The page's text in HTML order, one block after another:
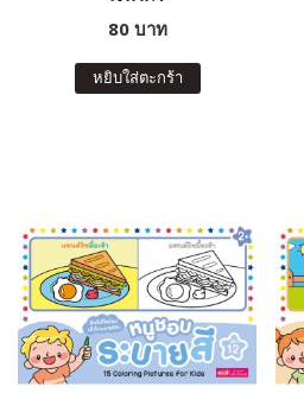
80 บาท
หยิบใส่ตะกร้า